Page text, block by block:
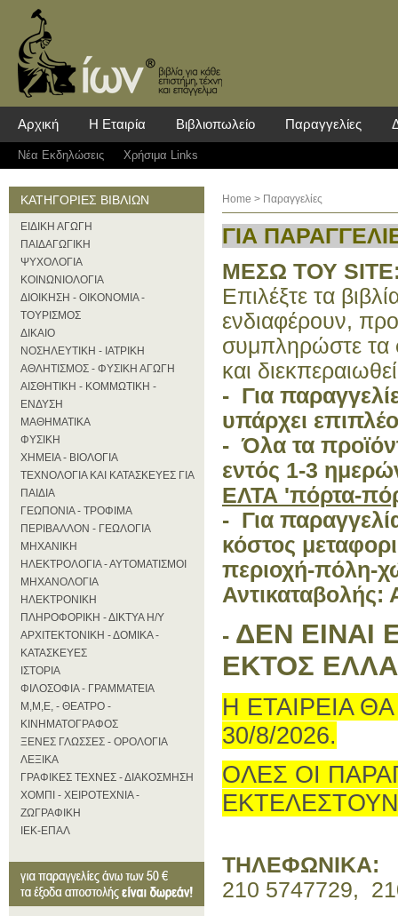
Αρχική Η Εταιρία Βιβλιοπωλείο Παραγγελίες
Νέα Eκδηλώσεις Χρήσιμα Links
ΚΑΤΗΓΟΡΙΕΣ ΒΙΒΛΙΩΝ
ΕΙΔΙΚΗ ΑΓΩΓΗ
ΠΑΙΔΑΓΩΓΙΚΗ
ΨΥΧΟΛΟΓΙΑ
ΚΟΙΝΩΝΙΟΛΟΓΙΑ
ΔΙΟΙΚΗΣΗ - ΟΙΚΟΝΟΜΙΑ -
ΤΟΥΡΙΣΜΟΣ
ΔΙΚΑΙΟ
ΝΟΣΗΛΕΥΤΙΚΗ - ΙΑΤΡΙΚΗ
ΑΘΛΗΤΙΣΜΟΣ - ΦΥΣΙΚΗ ΑΓΩΓΗ
ΑΙΣΘΗΤΙΚΗ - ΚΟΜΜΩΤΙΚΗ -
ΕΝΔΥΣΗ
ΜΑΘΗΜΑΤΙΚΑ
ΦΥΣΙΚΗ
ΧΗΜΕΙΑ - ΒΙΟΛΟΓΙΑ
ΤΕΧΝΟΛΟΓΙΑ ΚΑΙ ΚΑΤΑΣΚΕΥΕΣ ΓΙΑ
ΠΑΙΔΙΑ
ΓΕΩΠΟΝΙΑ - ΤΡΟΦΙΜΑ
ΠΕΡΙΒΑΛΛΟΝ - ΓΕΩΛΟΓΙΑ
ΜΗΧΑΝΙΚΗ
ΗΛΕΚΤΡΟΛΟΓΙΑ - ΑΥΤΟΜΑΤΙΣΜΟΙ
ΜΗΧΑΝΟΛΟΓΙΑ
ΗΛΕΚΤΡΟΝΙΚΗ
ΠΛΗΡΟΦΟΡΙΚΗ - ΔΙΚΤΥΑ Η/Υ
ΑΡΧΙΤΕΚΤΟΝΙΚΗ - ΔΟΜΙΚΑ -
ΚΑΤΑΣΚΕΥΕΣ
ΙΣΤΟΡΙΑ
ΦΙΛΟΣΟΦΙΑ - ΓΡΑΜΜΑΤΕΙΑ
Μ,Μ,Ε, - ΘΕΑΤΡΟ -
ΚΙΝΗΜΑΤΟΓΡΑΦΟΣ
ΞΕΝΕΣ ΓΛΩΣΣΕΣ - ΟΡΟΛΟΓΙΑ
ΛΕΞΙΚΑ
ΓΡΑΦΙΚΕΣ ΤΕΧΝΕΣ - ΔΙΑΚΟΣΜΗΣΗ
ΧΟΜΠΙ - ΧΕΙΡΟΤΕΧΝΙΑ -
ΖΩΓΡΑΦΙΚΗ
ΙΕΚ-ΕΠΑΛ
Home > Παραγγελίες
ΓΙΑ
ΜΕΣΩ ΤΟΥ
Επιλέξτε τα
ενδιαφέρουν,
συμπληρώστε τα
και
- Για
υπάρχει
- Όλα τα
εντός 1-3
ΕΛΤΑ 'πόρτα-
- Για
κόστος
περιοχή-πόλη-
- ΔΕΝ ΕΙΝΑΙ
ΕΚΤΟΣ
Η ΕΤΑΙΡΕΙΑ
30/8/2026.
ΟΛΕΣ ΟΙ
ΕΚΤΕΛΕΣΤΟΥΝ
ΤΗΛΕΦΩΝΙΚΑ:
210 5747729,